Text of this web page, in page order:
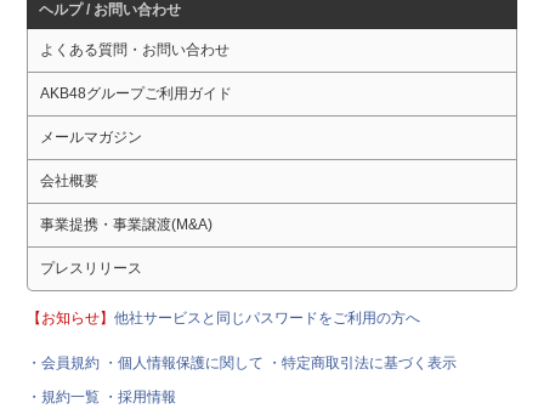
ヘルプ / お問い合わせ
よくある質問・お問い合わせ
AKB48グループご利用ガイド
メールマガジン
会社概要
事業提携・事業譲渡(M&A)
プレスリリース
【お知らせ】他社サービスと同じパスワードをご利用の方へ
・会員規約 ・個人情報保護に関して
・特定商取引法に基づく表示
・規約一覧 ・採用情報